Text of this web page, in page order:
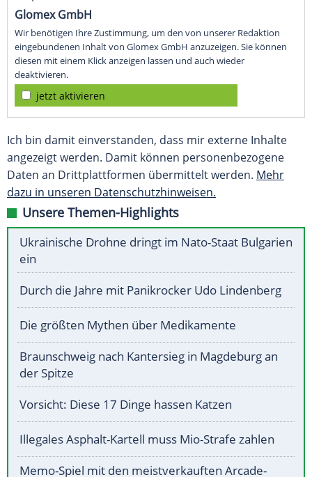
Glomex GmbH
Wir benötigen Ihre Zustimmung, um den von unserer Redaktion
eingebundenen Inhalt von Glomex GmbH anzuzeigen. Sie können
diesen mit einem Klick anzeigen lassen und auch wieder
deaktivieren.
jetzt aktivieren
Ich bin damit einverstanden, dass mir externe Inhalte
angezeigt werden. Damit können personenbezogene
Daten an Drittplattformen übermittelt werden. Mehr
dazu in unseren Datenschutzhinweisen.
Unsere Themen-Highlights
Ukrainische Drohne dringt im Nato-Staat Bulgarien
ein
Durch die Jahre mit Panikrocker Udo Lindenberg
Die größten Mythen über Medikamente
Braunschweig nach Kantersieg in Magdeburg an
der Spitze
Vorsicht: Diese 17 Dinge hassen Katzen
Illegales Asphalt-Kartell muss Mio-Strafe zahlen
Memo-Spiel mit den meistverkauften Arcade-